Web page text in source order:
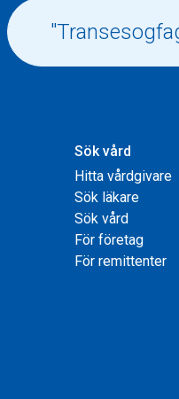
Sök vård
Hitta vårdgivare
Sök läkare
Sök vård
För företag
För remittenter